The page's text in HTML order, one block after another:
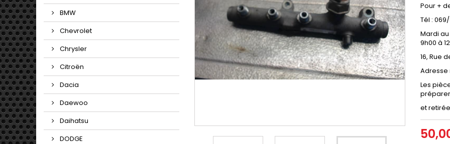
BMW
Chevrolet
Chrysler
Citroën
Dacia
Daewoo
Daihatsu
DODGE
Pour +
Tél :
Mardi au
9h00 à
16, Rue
Adresse
Les
préparer
et